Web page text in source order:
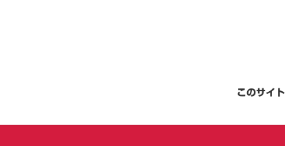
このサイト